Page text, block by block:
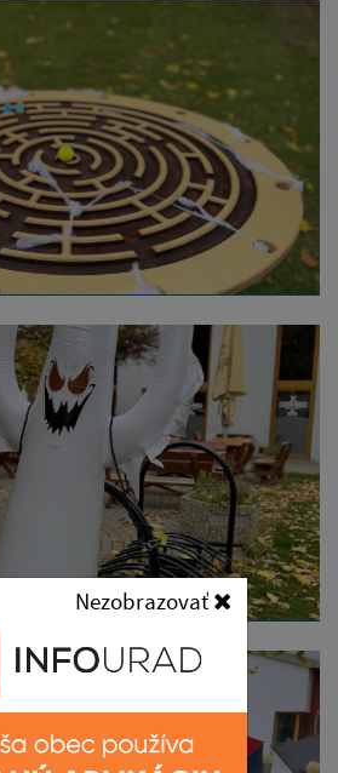
Nezobrazovať